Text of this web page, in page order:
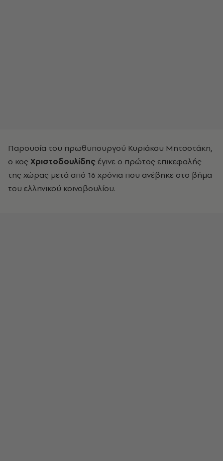
Παρουσία του πρωθυπουργού Κυριάκου Μητσοτάκη,
ο κος Χριστοδουλίδης έγινε ο πρώτος επικεφαλής
της χώρας μετά από 16 χρόνια που ανέβηκε στο βήμα
του ελληνικού κοινοβουλίου.